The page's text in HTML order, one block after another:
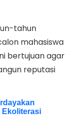
tahun
mahasiswa
bertujuan agar
reputasi
Ekoliterasi